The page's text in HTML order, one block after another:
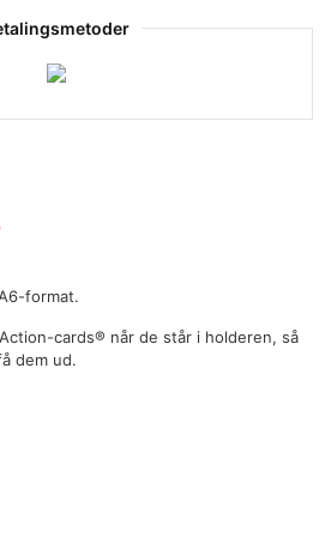
format.
cards® når de står i holderen, så
dem ud.